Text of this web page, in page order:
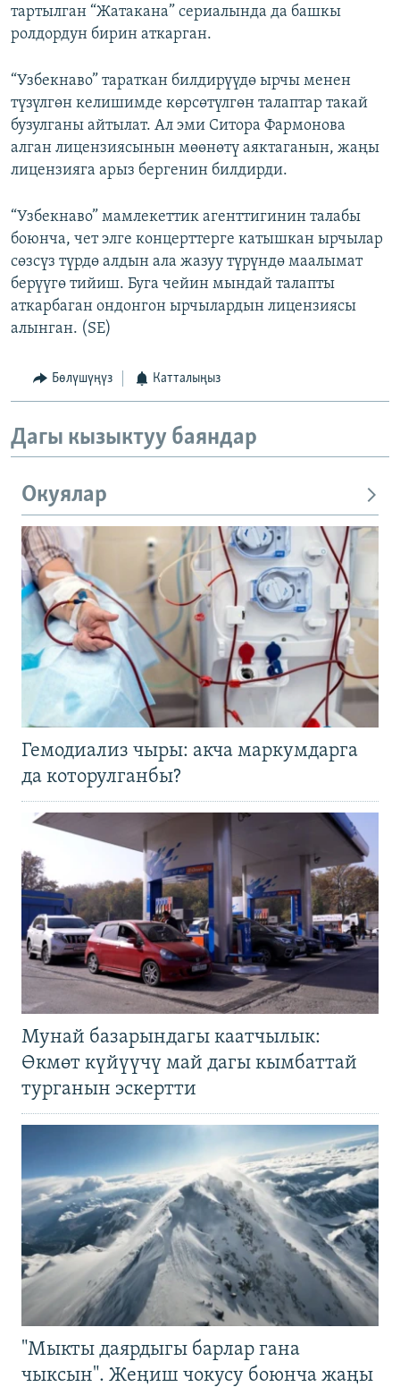
тартылган “Жатакана” сериалында да башкы
ролдордун бирин аткарган.
“Узбекнаво” тараткан билдирүүдө ырчы менен
түзүлгөн келишимде көрсөтүлгөн талаптар такай
бузулганы айтылат. Ал эми Ситора Фармонова
алган лицензиясынын мөөнөтү аяктаганын, жаңы
лицензияга арыз бергенин билдирди.
“Узбекнаво” мамлекеттик агенттигинин талабы
боюнча, чет элге концерттерге катышкан ырчылар
сөзсүз түрдө алдын ала жазуу түрүндө маалымат
берүүгө тийиш. Буга чейин мындай талапты
аткарбаган ондонгон ырчылардын лицензиясы
алынган. (SE)
Бөлүшүңүз Катталыңыз
Дагы кызыктуу баяндар
Окуялар
Гемодиализ чыры: акча маркумдарга
да которулганбы?
Мунай базарындагы каатчылык:
Өкмөт күйүүчү май дагы кымбаттай
турганын эскертти
"Мыкты даярдыгы барлар гана
чыксын". Жеңиш чокусу боюнча жаңы